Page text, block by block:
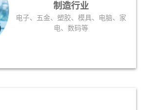
制造行业
电子、五金、塑胶、模具、电脑、家
电、数码等